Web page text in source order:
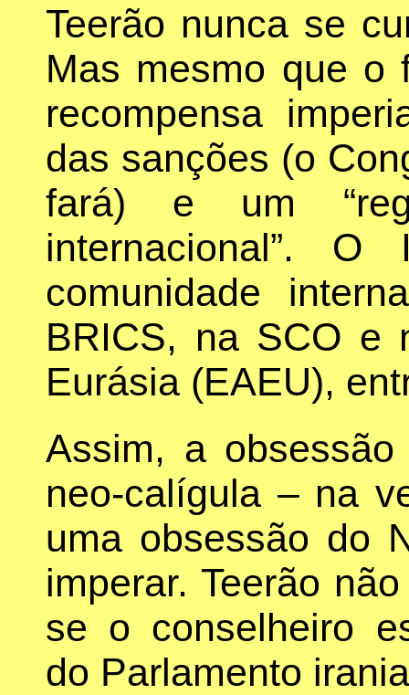
Teerão nunca se
Mas mesmo que o
recompensa
das sanções (o
fará) e um
internacional”.
comunidade
BRICS, na SCO e
Eurásia (EAEU),
Assim, a
neo-calígula – na
uma obsessão do
imperar. Teerão
se o conselheiro
do Parlamento